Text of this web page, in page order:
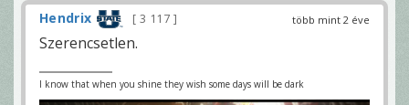
több mint 2 éve
Hendrix 3 117
Szerencsetlen.
I know that when you shine they wish some days will be dark